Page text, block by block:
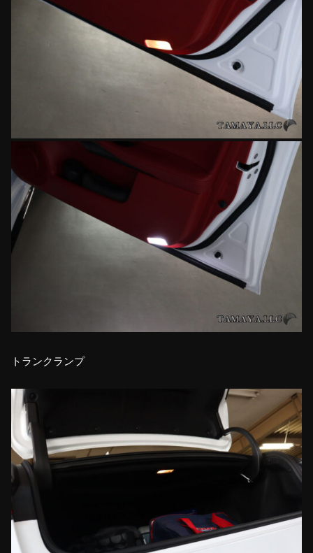
トランクランプ